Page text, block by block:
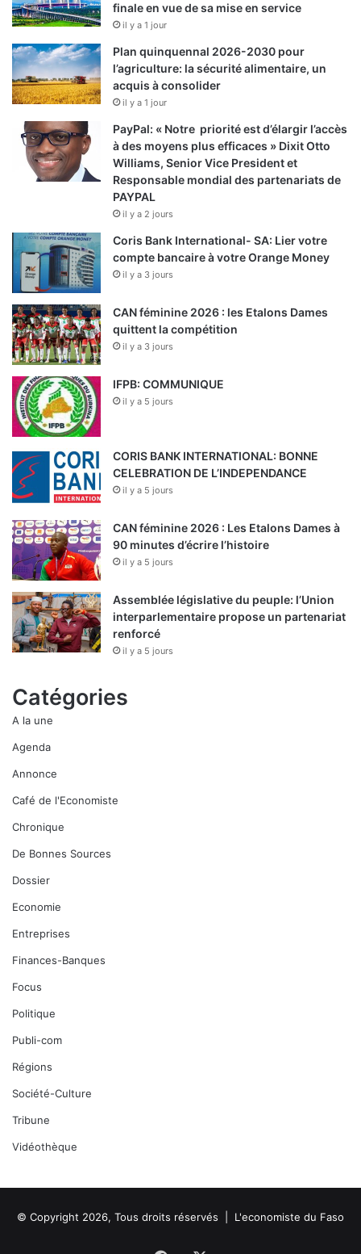
finale en vue de sa mise en service
il y a 1 jour
Plan quinquennal 2026-2030 pour
l’agriculture: la sécurité alimentaire, un
acquis à consolider
il y a 1 jour
PayPal: « Notre priorité est d’élargir l’accès
à des moyens plus efficaces » Dixit Otto
Williams, Senior Vice President et
Responsable mondial des partenariats de
PAYPAL
il y a 2 jours
Coris Bank International- SA: Lier votre
compte bancaire à votre Orange Money
il y a 3 jours
CAN féminine 2026 : les Etalons Dames
quittent la compétition
il y a 3 jours
IFPB: COMMUNIQUE
il y a 5 jours
CORIS BANK INTERNATIONAL: BONNE
CELEBRATION DE L’INDEPENDANCE
il y a 5 jours
CAN féminine 2026 : Les Etalons Dames à
90 minutes d’écrire l’histoire
il y a 5 jours
Assemblée législative du peuple: l’Union
interparlementaire propose un partenariat
renforcé
il y a 5 jours
Catégories
A la une
Agenda
Annonce
Café de l'Economiste
Chronique
De Bonnes Sources
Dossier
Economie
Entreprises
Finances-Banques
Focus
Politique
Publi-com
Régions
Société-Culture
Tribune
Vidéothèque
© Copyright 2026, Tous droits réservés | L'economiste du Faso